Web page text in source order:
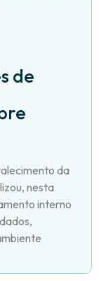
de
da
nesta
interno